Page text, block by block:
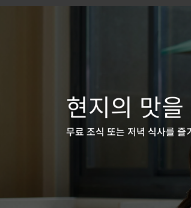
현지의 맛
무료 조식 또는 저녁 식사를 즐